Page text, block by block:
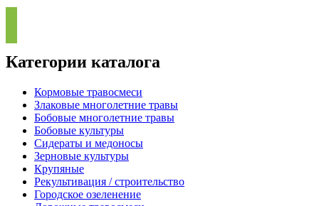
Категории каталога
Кормовые травосмеси
Злаковые многолетние травы
Бобовые многолетние травы
Бобовые культуры
Сидераты и медоносы
Зерновые культуры
Крупяные
Рекультивация / строительство
Городское озеленение